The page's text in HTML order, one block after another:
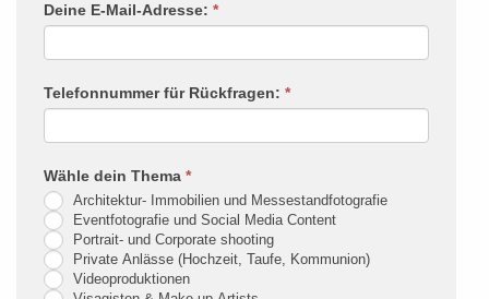
Rückruf
Deine E-Mail-Adresse: *
Telefonnummer für Rückfragen: *
Wähle dein Thema *
Architektur- Immobilien und Messestandfotografie
Eventfotografie und Social Media Content
Portrait- und Corporate shooting
Private Anlässe (Hochzeit, Taufe, Kommunion)
Videoproduktionen
Falls
bist,
Feld
leer.